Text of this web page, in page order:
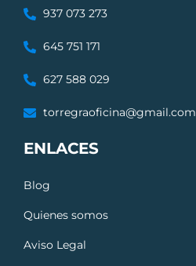
937 073 273
645 751 171
627 588 029
torregraoficina@gmail.com
ENLACES
Blog
Quienes somos
Aviso Legal